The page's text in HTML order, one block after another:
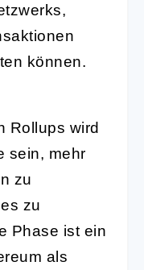
können.
Rollups wird
sein, mehr
zu
zu
Phase ist ein
als